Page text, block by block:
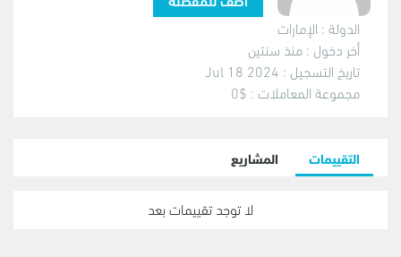
الدولة : الإمارات
أخر دخول : منذ سنتين
تاريخ التسجيل : 2024 Jul 18
مجموعة المعاملات : $0
التقييمات المشاريع
لا توجد تقييمات بعد